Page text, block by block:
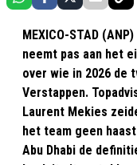
MEXICO-STAD
neemt pas aan het
over wie in 2026 de
Verstappen.
Laurent Mekies
het team geen
Abu Dhabi de